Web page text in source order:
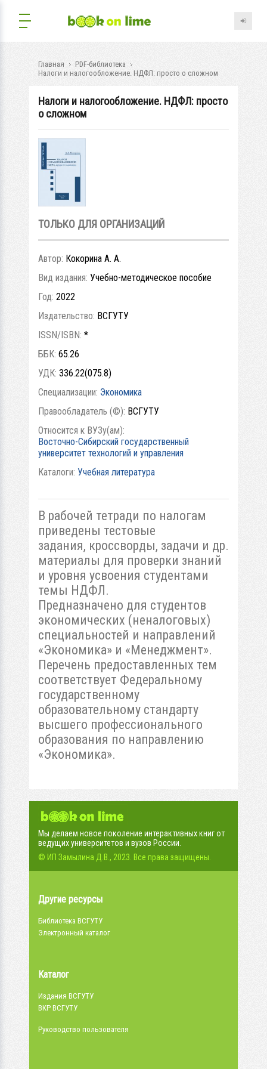
Главная
PDF-библиотека
Налоги и налогообложение. НДФЛ: просто о сложном
Налоги и налогообложение. НДФЛ: просто
о сложном
ТОЛЬКО ДЛЯ ОРГАНИЗАЦИЙ
Автор: Кокорина А. А.
Вид издания: Учебно-методическое пособие
Год: 2022
Издательство: ВСГУТУ
ISSN/ISBN: *
ББК: 65.26
УДК: 336.22(075.8)
Специализации: Экономика
Правообладатель (©): ВСГУТУ
Относится к ВУЗу(ам):
Восточно-Сибирский государственный
университет технологий и управления
Каталоги: Учебная литература
В рабочей тетради по налогам
приведены тестовые
задания, кроссворды, задачи и др.
материалы для проверки знаний
и уровня усвоения студентами
темы НДФЛ.
Предназначено для студентов
экономических (неналоговых)
специальностей и направлений
«Экономика» и «Менеджмент».
Перечень предоставленных тем
соответствует Федеральному
государственному
образовательному стандарту
высшего профессионального
образования по направлению
«Экономика».
Мы делаем новое поколение интерактивных книг от
ведущих университетов и вузов России.
© ИП Замылина Д.В., 2023. Все права защищены.
Другие ресурсы
Библиотека ВСГУТУ
Электронный каталог
Каталог
Издания ВСГУТУ
ВКР ВСГУТУ
Руководство пользователя